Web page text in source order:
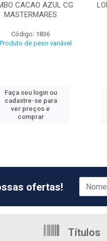
CACAO AZUL CG
MASTERMARES
Código: 1836
de peso variável
Faça seu login ou
cadastre-se para
ver preços e
comprar
ofertas!
Títulos